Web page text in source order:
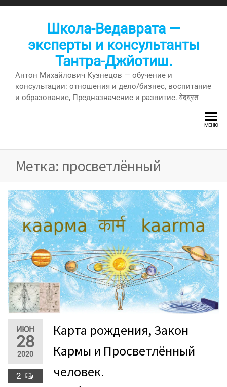
Перейти
Школа-Ведаврата —
эксперты и консультанты
Тантра-Джйотиш.
Антон Михайлович Кузнецов — обучение и
консультации: отношения и дело/бизнес, воспитание
и образование, Предназначение и развитие. वेदव्रत
МЕНЮ
Метка: просветлённый
ИЮН
28
2020
2
Карта рождения, Закон
Кармы и Просветлённый
человек.